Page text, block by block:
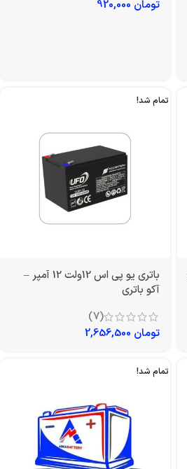
تومان
تمام شد!
باتری یو پی اس 12ولت 12 آمپر –
آکو باتری
(7)
تومان
تمام شد!